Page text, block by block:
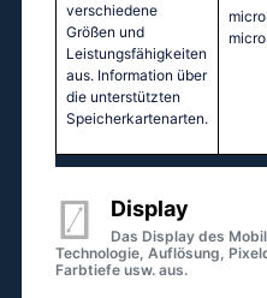
verschiedene
Größen und
Leistungsfähigkeiten
aus. Information über
die unterstützten
Speicherkartenarten.
Display
Das Display des
Technologie, Auflösung,
Farbtiefe usw. aus.